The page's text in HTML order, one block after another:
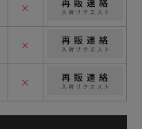
×
×
×